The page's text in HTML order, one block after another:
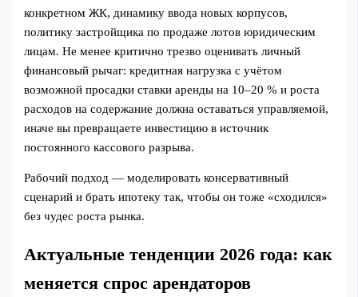
конкретном ЖК, динамику ввода новых корпусов,
политику застройщика по продаже лотов юридическим
лицам. Не менее критично трезво оценивать личный
финансовый рычаг: кредитная нагрузка с учётом
возможной просадки ставки аренды на 10–20 % и роста
расходов на содержание должна оставаться управляемой,
иначе вы превращаете инвестицию в источник
постоянного кассового разрыва.
Рабочий подход — моделировать консервативный
сценарий и брать ипотеку так, чтобы он тоже «сходился»
без чудес роста рынка.
Актуальные тенденции 2026 года: как
меняется спрос арендаторов